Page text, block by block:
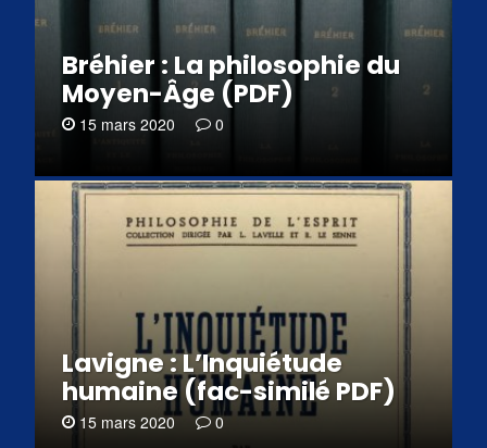
Bréhier : La philosophie du
Moyen-Âge (PDF)
15 mars 2020 0
Lavigne : L’Inquiétude
humaine (fac-similé PDF)
15 mars 2020 0